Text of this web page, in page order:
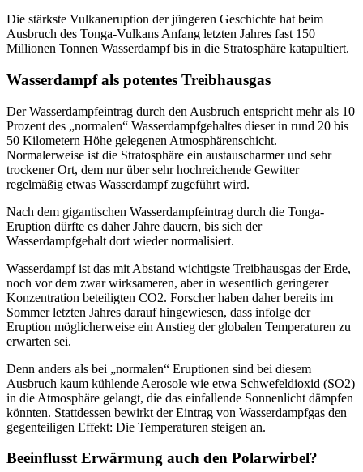
Die stärkste Vulkaneruption der jüngeren Geschichte hat beim
Ausbruch des Tonga-Vulkans Anfang letzten Jahres fast 150
Millionen Tonnen Wasserdampf bis in die Stratosphäre katapultiert.
Wasserdampf als potentes Treibhausgas
Der Wasserdampfeintrag durch den Ausbruch entspricht mehr als 10
Prozent des „normalen“ Wasserdampfgehaltes dieser in rund 20 bis
50 Kilometern Höhe gelegenen Atmosphärenschicht.
Normalerweise ist die Stratosphäre ein austauscharmer und sehr
trockener Ort, dem nur über sehr hochreichende Gewitter
regelmäßig etwas Wasserdampf zugeführt wird.
Nach dem gigantischen Wasserdampfeintrag durch die Tonga-
Eruption dürfte es daher Jahre dauern, bis sich der
Wasserdampfgehalt dort wieder normalisiert.
Wasserdampf ist das mit Abstand wichtigste Treibhausgas der Erde,
noch vor dem zwar wirksameren, aber in wesentlich geringerer
Konzentration beteiligten CO2. Forscher haben daher bereits im
Sommer letzten Jahres darauf hingewiesen, dass infolge der
Eruption möglicherweise ein Anstieg der globalen Temperaturen zu
erwarten sei.
Denn anders als bei „normalen“ Eruptionen sind bei diesem
Ausbruch kaum kühlende Aerosole wie etwa Schwefeldioxid (SO2)
in die Atmosphäre gelangt, die das einfallende Sonnenlicht dämpfen
könnten. Stattdessen bewirkt der Eintrag von Wasserdampfgas den
gegenteiligen Effekt: Die Temperaturen steigen an.
Beeinflusst Erwärmung auch den Polarwirbel?